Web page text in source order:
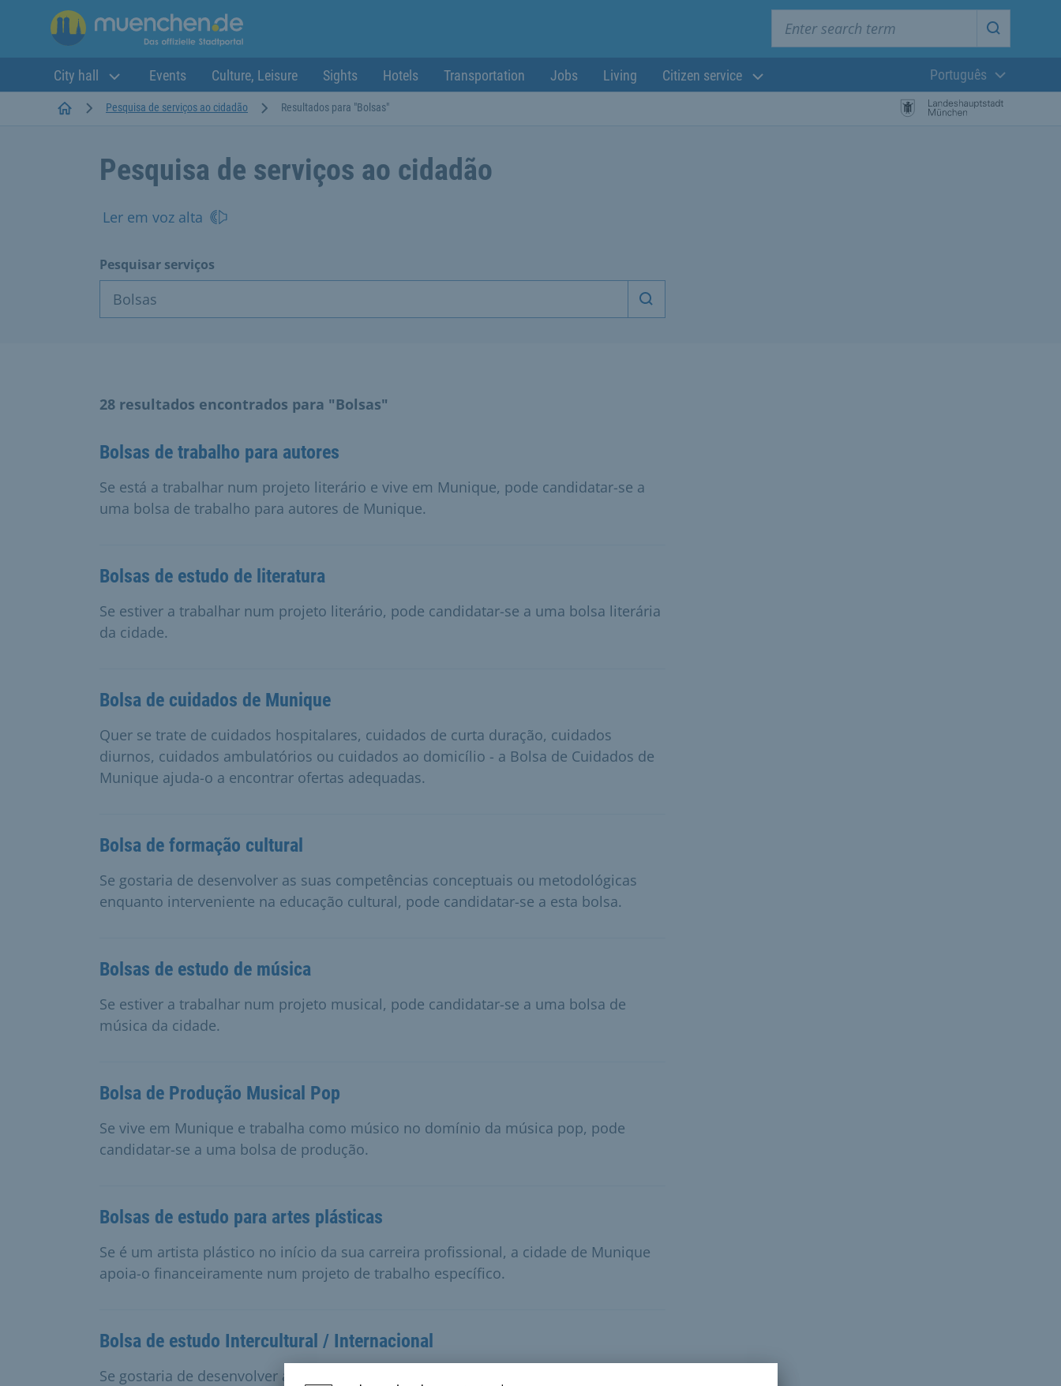
Start
City hall Events Culture, Leisure Sights Hotels Transportation Jobs Living Citizen service
Língua atual:
Português
StartseitePesquisa de serviços ao cidadão Resultados para "Bolsas"
Pesquisa de serviços ao cidadão
Ler em voz alta
Pesquisar serviços
Iniciar pesquisa
28 resultados encontrados para "Bolsas"
Bolsas de trabalho para autores
Se está a trabalhar num projeto literário e vive em Munique, pode candidatar-se a
uma bolsa de trabalho para autores de Munique.
Bolsas de estudo de literatura
Se estiver a trabalhar num projeto literário, pode candidatar-se a uma bolsa literária
da cidade.
Bolsa de cuidados de Munique
Quer se trate de cuidados hospitalares, cuidados de curta duração, cuidados
diurnos, cuidados ambulatórios ou cuidados ao domicílio - a Bolsa de Cuidados de
Munique ajuda-o a encontrar ofertas adequadas.
Bolsa de formação cultural
Se gostaria de desenvolver as suas competências conceptuais ou metodológicas
enquanto interveniente na educação cultural, pode candidatar-se a esta bolsa.
Bolsas de estudo de música
Se estiver a trabalhar num projeto musical, pode candidatar-se a uma bolsa de
música da cidade.
Bolsa de Produção Musical Pop
Se vive em Munique e trabalha como músico no domínio da música pop, pode
candidatar-se a uma bolsa de produção.
Bolsas de estudo para artes plásticas
Se é um artista plástico no início da sua carreira profissional, a cidade de Munique
apoia-o financeiramente num projeto de trabalho específico.
Bolsa de estudo Intercultural / Internacional
Se gostaria de desenvolver as suas competências como profissional da cultura